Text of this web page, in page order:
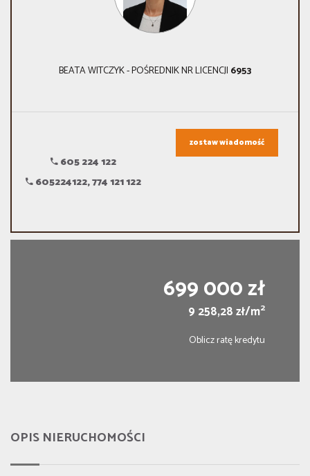
BEATA WITCZYK - POŚREDNIK NR LICENCJI 6953
605 224 122
605224122, 774 121 122
zostaw wiadomość
699 000 zł
9 258,28 zł/m2
Oblicz ratę kredytu
OPIS NIERUCHOMOŚCI